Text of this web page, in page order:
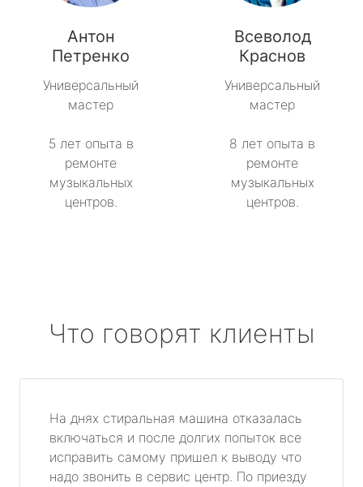
Антон
Петренко
Универсальный
мастер
5 лет опыта в
ремонте
музыкальных
центров.
Всеволод
Краснов
Универсальный
мастер
8 лет опыта в
ремонте
музыкальных
центров.
Что говорят клиенты
На днях стиральная машина отказалась
включаться и после долгих попыток все
исправить самому пришел к выводу что
надо звонить в сервис центр. По приезду